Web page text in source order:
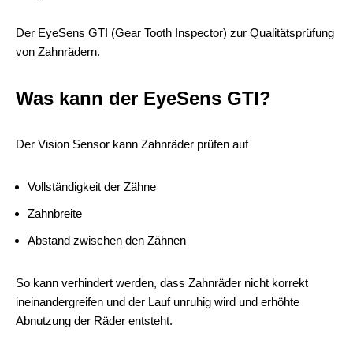
Der EyeSens GTI (Gear Tooth Inspector) zur Qualitätsprüfung
von Zahnrädern.
Was kann der EyeSens GTI?
Der Vision Sensor kann Zahnräder prüfen auf
Vollständigkeit der Zähne
Zahnbreite
Abstand zwischen den Zähnen
So kann verhindert werden, dass Zahnräder nicht korrekt
ineinandergreifen und der Lauf unruhig wird und erhöhte
Abnutzung der Räder entsteht.